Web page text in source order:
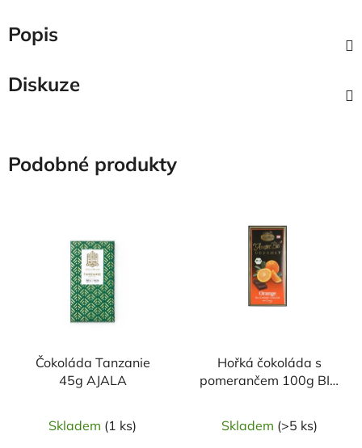
Popis
Diskuze
Podobné produkty
Čokoláda Tanzanie
45g AJALA
Skladem (1 ks)
Hořká čokoláda s
pomerančem 100g BIO
Skladem (>5 ks)